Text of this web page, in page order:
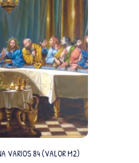
VARIOS 84 (VALOR M2)